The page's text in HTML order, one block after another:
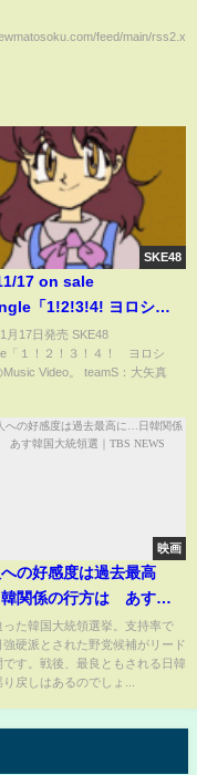
feed/main/
SKE48
17 on sale
「1!2!3!4! ヨロシ
Video
月17日発売 SKE48
「１！２！３！４！ ヨロシ
Music Video。 teamS：大矢真
映画
への好感度は過去最高
関係の行方は あす韓
選｜TBS NEWS DIG
った韓国大統領選挙。支持率で
強硬派とされた野党候補がリード
です。戦後、最良ともされる日韓
戻しはあるのでしょ...